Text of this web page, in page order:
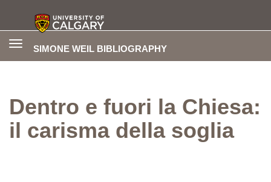
SIMONE WEIL BIBLIOGRAPHY
Toggle
Dentro e fuori la Chiesa:
il carisma della soglia